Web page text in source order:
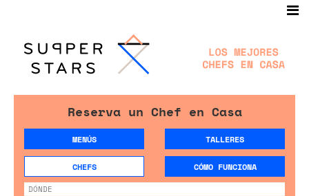
Reserva un Chef en Casa
MENÚS TALLERES
CHEFS CÓMO FUNCIONA